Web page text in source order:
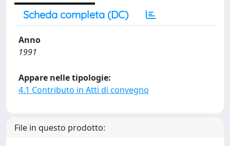
Scheda completa (DC)
Anno
1991
Appare nelle tipologie:
4.1 Contributo in Atti di convegno
File in questo prodotto: